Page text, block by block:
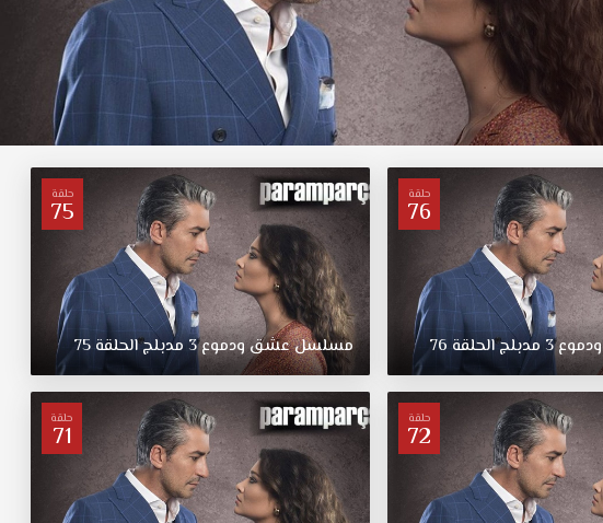
حلقة
76
ودموع3 مدبلجالحلقة 76
حلقة
75
مسلسلعشقودموع3 مدبلجالحلقة75
حلقة
72
حلقة
71